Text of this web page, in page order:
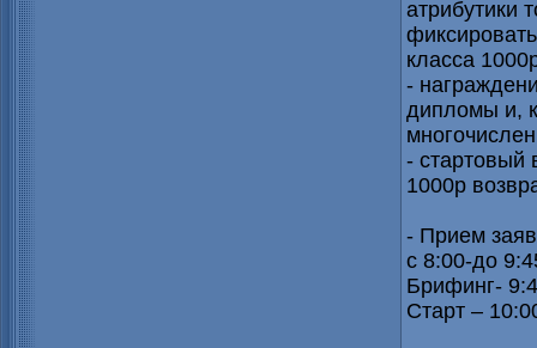
атрибутики
класса
-
дипломы и,
- стартовый
1000р
- Прием
с 8:00-до
Брифинг-
Старт –